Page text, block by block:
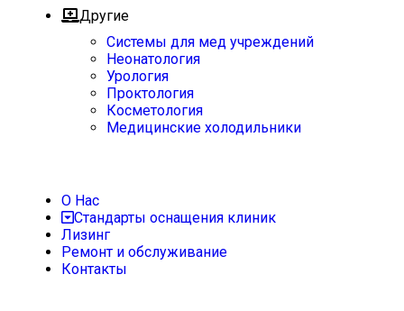
Другие
Системы для мед учреждений
Неонатология
Урология
Проктология
Косметология
Медицинские холодильники
О Нас
Стандарты оснащения клиник
Лизинг
Ремонт и обслуживание
Контакты